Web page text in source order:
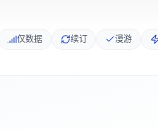
仅数据 续订 漫游